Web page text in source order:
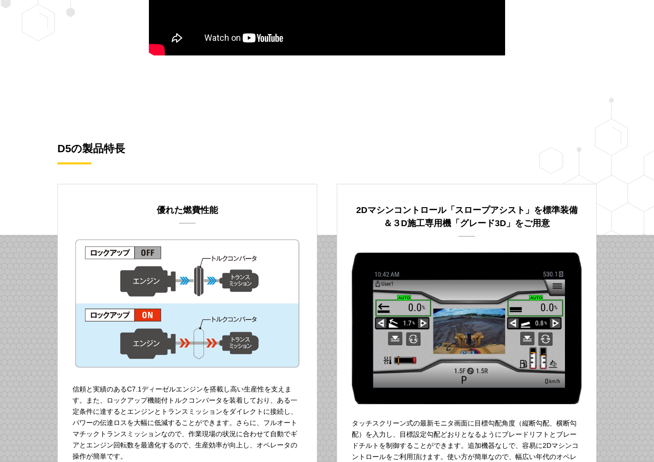
D5の製品特長
優れた燃費性能
信頼と実績のあるC7.1ディーゼルエンジンを搭載し高い生産性を支えま
す。また、ロックアップ機能付トルクコンバータを装着しており、ある一
定条件に達するとエンジンとトランスミッションをダイレクトに接続し、
パワーの伝達ロスを大幅に低減することができます。さらに、フルオート
マチックトランスミッションなので、作業現場の状況に合わせて自動でギ
アとエンジン回転数を最適化するので、生産効率が向上し、オペレータの
操作が簡単です。
2Dマシンコントロール「スロープアシスト」を標準装備
＆３D施工専用機「グレード3D」をご用意
タッチスクリーン式の最新モニタ画面に目標勾配角度（縦断勾配、横断勾
配）を入力し、目標設定勾配どおりとなるようにブレードリフトとブレー
ドチルトを制御することができます。追加機器なしで、容易に2Dマシンコ
ントロールをご利用頂けます。使い方が簡単なので、幅広い年代のオペレ